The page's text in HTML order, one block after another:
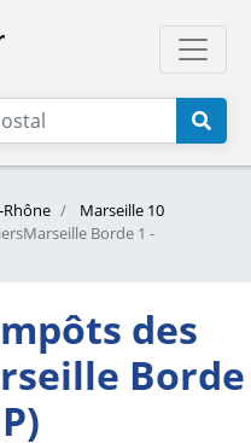
Marseille 10
Borde 1 -
des
Borde